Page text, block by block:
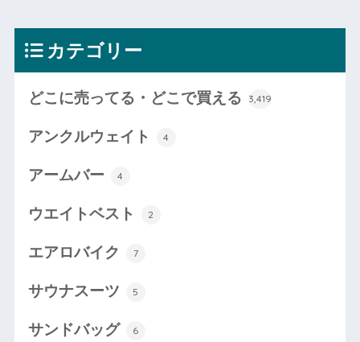
カテゴリー
どこに売ってる・どこで買える 3,419
アンクルウェイト 4
アームバー 4
ウエイトベスト 2
エアロバイク 7
サウナスーツ 5
サンドバッグ 6